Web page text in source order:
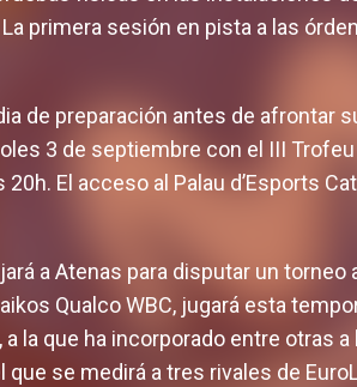
primera sesión en pista a las
de preparación antes de afrontar
3 de septiembre con el III
El acceso al Palau d’Esports
a Atenas para disputar un
Qualco WBC, jugará esta
la que ha incorporado entre otras a
se medirá a tres rivales de